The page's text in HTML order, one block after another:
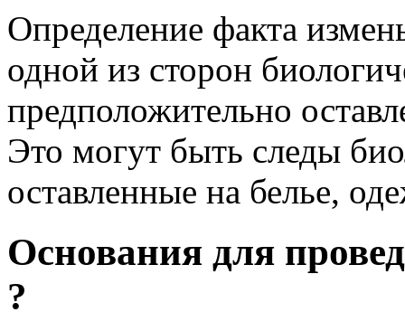
Определение факта
одной из сторон
предположительно
Это могут быть следы
оставленные на белье,
Основания для
?